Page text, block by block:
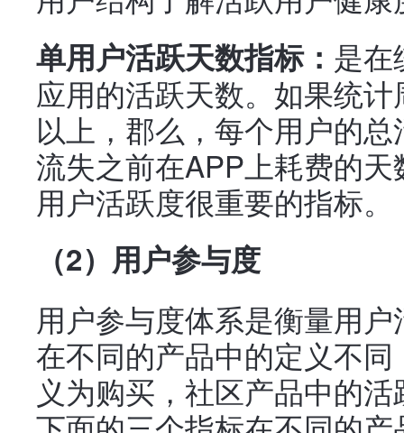
单用户活跃天数指标： 是在
应用的活跃天数。如果统
以上，郡么，每个用户的
流失之前在APP上耗费的
用户活跃度很重要的指标。
（2）用户参与度
用户参与度体系是衡量用
在不同的产品中的定义不
义为购买，社区产品中的